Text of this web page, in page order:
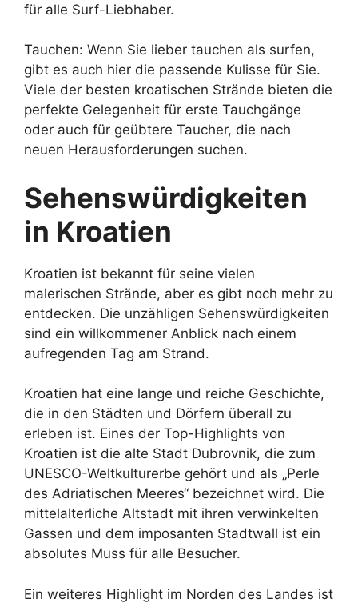
für alle Surf-Liebhaber.
Tauchen: Wenn Sie lieber tauchen als surfen,
gibt es auch hier die passende Kulisse für Sie.
Viele der besten kroatischen Strände bieten die
perfekte Gelegenheit für erste Tauchgänge
oder auch für geübtere Taucher, die nach
neuen Herausforderungen suchen.
Sehenswürdigkeiten
in Kroatien
Kroatien ist bekannt für seine vielen
malerischen Strände, aber es gibt noch mehr zu
entdecken. Die unzähligen Sehenswürdigkeiten
sind ein willkommener Anblick nach einem
aufregenden Tag am Strand.
Kroatien hat eine lange und reiche Geschichte,
die in den Städten und Dörfern überall zu
erleben ist. Eines der Top-Highlights von
Kroatien ist die alte Stadt Dubrovnik, die zum
UNESCO-Weltkulturerbe gehört und als „Perle
des Adriatischen Meeres“ bezeichnet wird. Die
mittelalterliche Altstadt mit ihren verwinkelten
Gassen und dem imposanten Stadtwall ist ein
absolutes Muss für alle Besucher.
Ein weiteres Highlight im Norden des Landes ist